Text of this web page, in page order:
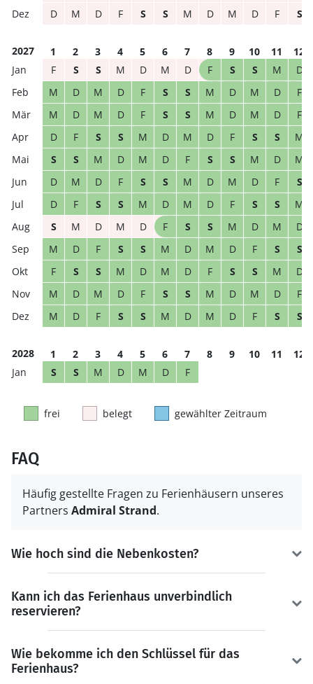
D M D F S S M D M D F S
2027 1 2 3 4 5 6 7 8 9 10 11
12
F
S S M D M D F S S M
D
M
D M D F S S M D M D
F
M
D M D F S S M D M D
F
D
F S S M D M D F S S
M
S
S M D M D F S S M D
M
D
M D F S S M D M D F
S
D
F S S M D M D F S S
M
S
M D M D F S S M D M
D
M
D F S S M D M D F S
S
F
S S M D M D F S S M
D
M
D M D F S S M D M D
F
M
D F S S M D M D F S S
2028 1 2 3 4 5 6 7 8 9 10 11
12
S
S M D M D F
frei belegt gewählter Zeitraum
FAQ
Häufig gestellte Fragen zu Ferienhäusern unseres
Partners Admiral Strand.
Wie hoch sind die Nebenkosten?
Kann ich das Ferienhaus unverbindlich
reservieren?
Wie bekomme ich den Schlüssel für das
Ferienhaus?